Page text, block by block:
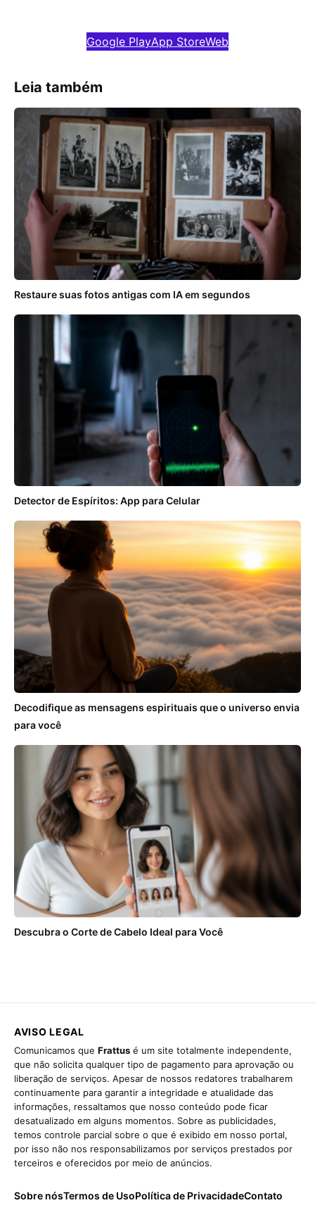
Google PlayApp StoreWeb
Leia também
Restaure suas fotos antigas com IA em segundos
Detector de Espíritos: App para Celular
Decodifique as mensagens espirituais que o universo envia
para você
Descubra o Corte de Cabelo Ideal para Você
AVISO LEGAL
Comunicamos que Frattus é um site totalmente independente,
que não solicita qualquer tipo de pagamento para aprovação ou
liberação de serviços. Apesar de nossos redatores trabalharem
continuamente para garantir a integridade e atualidade das
informações, ressaltamos que nosso conteúdo pode ficar
desatualizado em alguns momentos. Sobre as publicidades,
temos controle parcial sobre o que é exibido em nosso portal,
por isso não nos responsabilizamos por serviços prestados por
terceiros e oferecidos por meio de anúncios.
Sobre nósTermos de UsoPolítica de PrivacidadeContato